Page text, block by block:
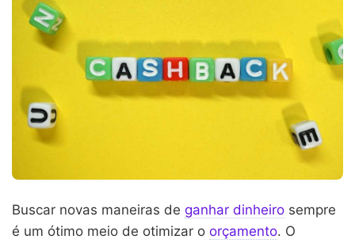
Buscar novas maneiras de ganhar dinheiro sempre
é um ótimo meio de otimizar o orçamento. O